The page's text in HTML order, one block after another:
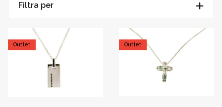
Filtra per
Outlet Outlet